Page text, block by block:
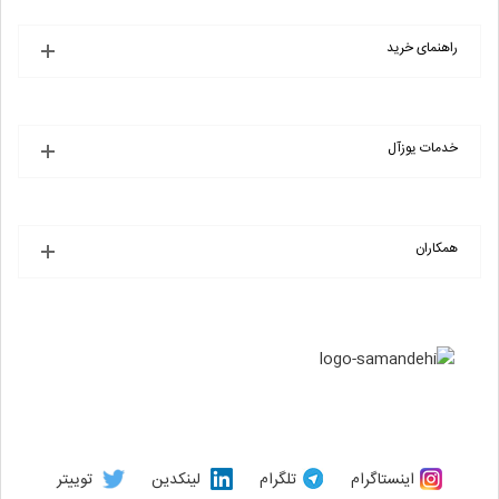
راهنمای خرید
خدمات یوزآل
همکاران
اینستاگرام تلگرام لینکدین توییتر